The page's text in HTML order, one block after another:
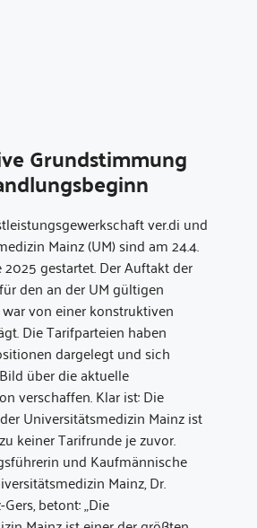
Grundstimmung
ver.di und
Mainz (UM) sind am 24.4.
gestartet. Der Auftakt der
den an der UM gültigen
von einer konstruktiven
Die Tarifparteien haben
dargelegt und sich
über die aktuelle
verschaffen. Klar ist: Die
Universitätsmedizin Mainz ist
keiner Tarifrunde je zuvor.
und Kaufmännische
Mainz, Dr.
betont: „Die